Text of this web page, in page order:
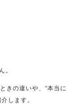
。
きの違いや、“本当に
します。